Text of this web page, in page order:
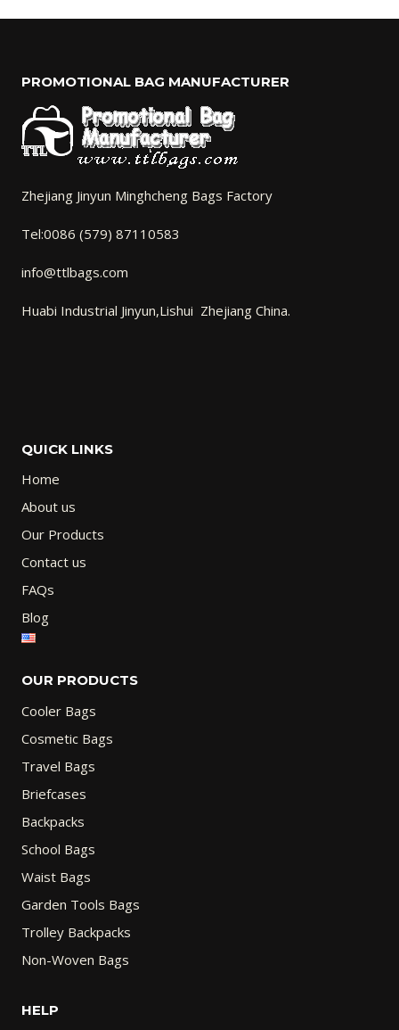
PROMOTIONAL BAG MANUFACTURER
Zhejiang Jinyun Minghcheng Bags Factory
Tel:0086 (579) 87110583
info@ttlbags.com
Huabi Industrial Jinyun,Lishui Zhejiang China.
QUICK LINKS
Home
About us
Our Products
Contact us
FAQs
Blog
OUR PRODUCTS
Cooler Bags
Cosmetic Bags
Travel Bags
Briefcases
Backpacks
School Bags
Waist Bags
Garden Tools Bags
Trolley Backpacks
Non-Woven Bags
HELP